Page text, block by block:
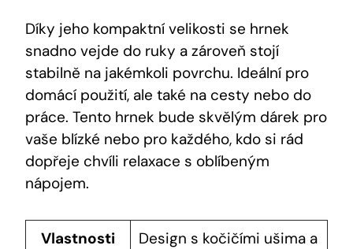
Díky jeho kompaktní velikosti se hrnek
snadno vejde do ruky a zároveň stojí
stabilně na jakémkoli povrchu. Ideální pro
domácí použití, ale také na cesty nebo do
práce. Tento hrnek bude skvělým dárek pro
vaše blízké nebo pro každého, kdo si rád
dopřeje chvíli relaxace s oblíbeným
nápojem.
Vlastnosti
Design s kočičími ušima a